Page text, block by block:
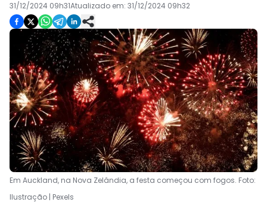
31/12/2024 09h31Atualizado em: 31/12/2024 09h32
Em Auckland, na Nova Zelândia, a festa começou com fogos. Foto:
Ilustração | Pexels